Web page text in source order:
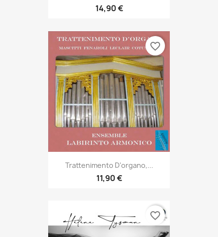
14,90 €
Trattenimento D'organo,...
11,90 €
favorite_border
favorite_border